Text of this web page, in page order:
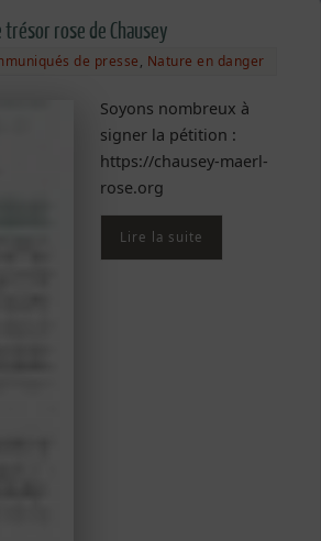
rose de Chausey
de presse, Nature en danger
Soyons nombreux à
signer la pétition :
https://chausey-maerl-
rose.org
Lire la suite